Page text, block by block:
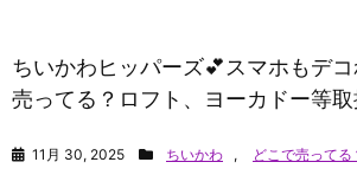
ちいかわヒッパーズ💕スマホもデ
売ってる？ロフト、ヨーカドー等
11月 30, 2025 ちいかわ , どこで売って